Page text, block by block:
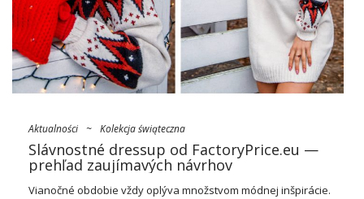
Aktualności ~ Kolekcja świąteczna
Slávnostné dressup od FactoryPrice.eu —
prehľad zaujímavých návrhov
Vianočné obdobie vždy oplýva množstvom módnej inšpirácie.